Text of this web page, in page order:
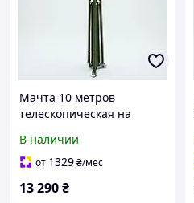
Мачта 10 метров
телескопическая на
Avenger 3/8"
В наличии
от 1329₴/мес
13 290₴